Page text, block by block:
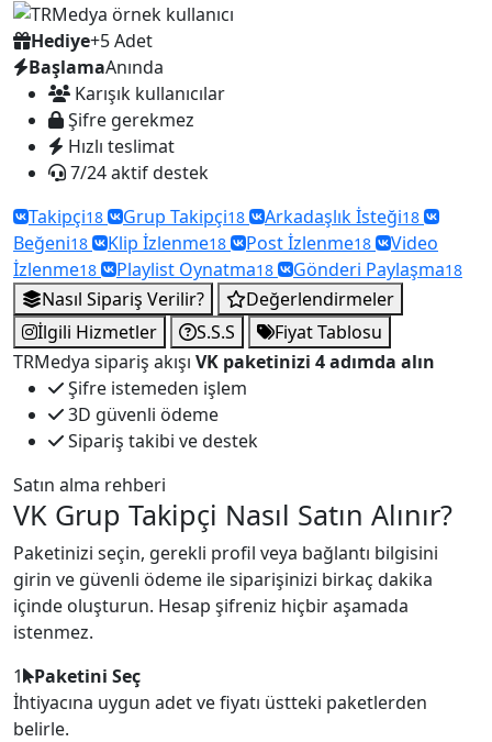
Hediye+5 Adet
BaşlamaAnında
Karışık kullanıcılar
Şifre gerekmez
Hızlı teslimat
7/24 aktif destek
Takipçi18 Grup Takipçi18 Arkadaşlık İsteği18
Beğeni18 Klip İzlenme18 Post İzlenme18
Video
İzlenme18 Playlist Oynatma18 Gönderi Paylaşma18
Nasıl Sipariş Verilir?
Değerlendirmeler
İlgili Hizmetler
S.S.S
Fiyat Tablosu
TRMedya sipariş akışı VK paketinizi 4 adımda alın
Şifre istemeden işlem
3D güvenli ödeme
Sipariş takibi ve destek
Satın alma rehberi
VK Grup Takipçi Nasıl Satın Alınır?
Paketinizi seçin, gerekli profil veya bağlantı bilgisini
girin ve güvenli ödeme ile siparişinizi birkaç dakika
içinde oluşturun. Hesap şifreniz hiçbir aşamada
istenmez.
1
Paketini Seç
İhtiyacına uygun adet ve fiyatı üstteki paketlerden
belirle.